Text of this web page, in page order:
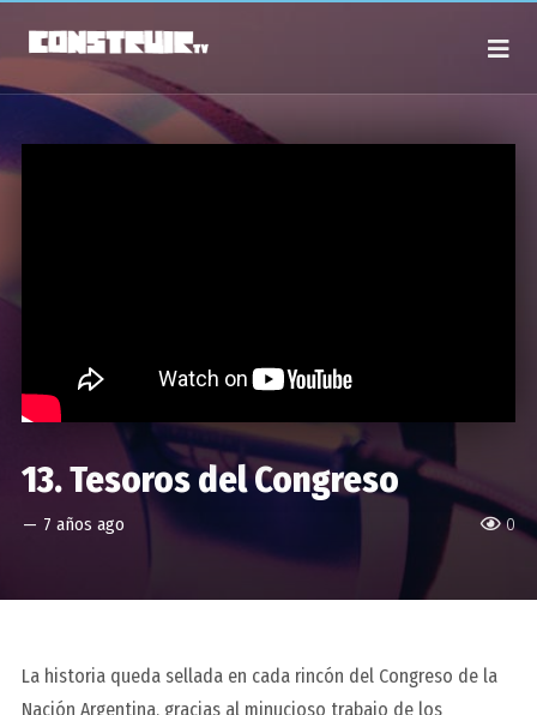
0
13. Tesoros del Congreso
— 7 años ago
La historia queda sellada en cada rincón del Congreso de la
Nación Argentina, gracias al minucioso trabajo de los